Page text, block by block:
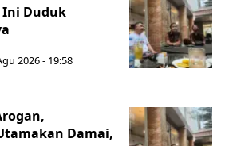
Ini Duduk
2026 - 19:58
Damai,